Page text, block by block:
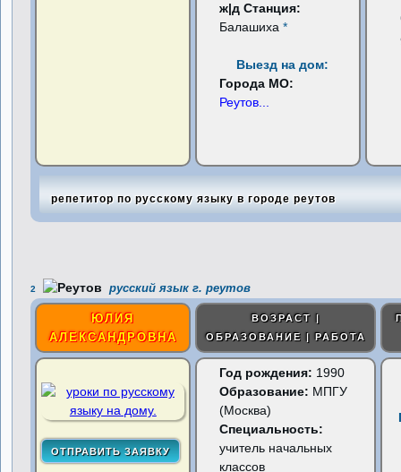
ж|д Станция:
Балашиха*
Выезд на дом:
Города МО:
Реутов
репетитор по русскому языку в городе реутов
2 русский язык г. реутов
ЮЛИЯ
АЛЕКСАНДРОВНА
ВОЗРАСТ |
ОБРАЗОВАНИЕ | РАБОТА
Год рождения: 1990
Образование: МПГУ
(Москва)
Специальность:
учитель начальных
классов